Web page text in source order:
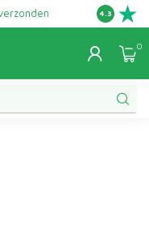
Gratis
4.3
0